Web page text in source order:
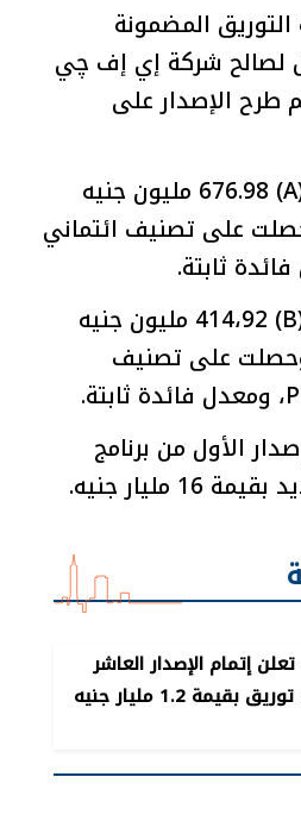
المضمونة
لصالح شركة إي إف چي
طرح الإصدار على
تبلغ قيمة الشريحة (A) 676.98 مليون جنيه
وحصلت على تصنيف ائتماني
تبلغ قيمة الشريحة (B) 414،92 مليون جنيه
وحصلت على تصنيف
الأول من برنامج
مليار جنيه.
إتمام الإصدار العاشر
بقيمة 1.2 مليار جنيه